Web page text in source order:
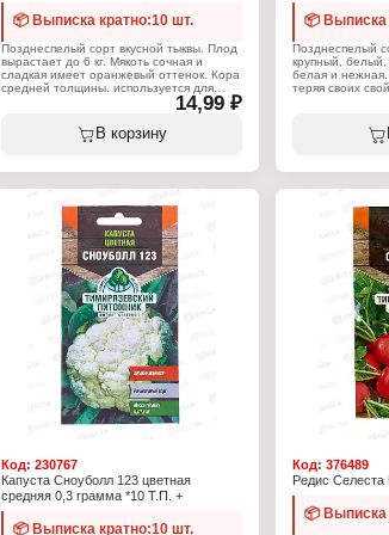
📦 Выписка кратно:10 шт.
Позднеспелый сорт вкусной тыквы. Плод
вырастает до 6 кг. Мякоть сочная и
сладкая имеет оранжевый оттенок. Кора
средней толщины. используется для
домашней кулинарии. Преимущества:
транспортабельность на большие
расстояния. Применяется для
позднеспелый. Период созревания: 130 -
140 дней. Плод: 4 - 6 кг. Посев: апрель -
май. Посадка: май - июнь. Сбор урожая:
август - октябрь.
Характеристики:
Производитель: Тимирязевский
Тип товара: Семена
Вид товара: Тыква
Разновидность: крупноплодная
Вариация: "Грибовская Зимняя"
Жизненный цикл: однолетник
Срок созревания: позднеспелый
Упаковка: пакет Евро
14,99 ₽
В корзину
📦 Выписка
Позднеспелый
крупный, белый,
белая и
теряя своих
Хорошо
Применяется
открытом
укрытиями.
август.
урожая: май,
Характеристики:
Производитель:
Тип товара:
Вид товара:
Вариация:
Жизненный
Срок
Упаковка: пакет
Код:230767
Капуста Сноуболл 123 цветная
средняя 0,3 грамма *10 Т.П. +
📦 Выписка кратно:10 шт.
Код: 376489
Редис
📦 Выписка